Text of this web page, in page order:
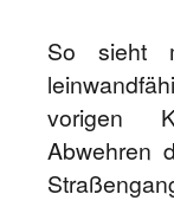
So sieht
vorigen
Abwehren